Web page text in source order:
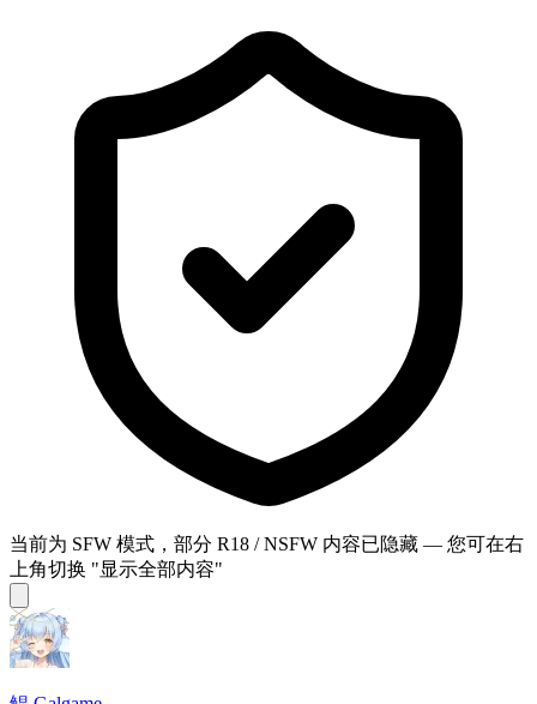
当前为 SFW 模式，部分 R18 / NSFW 内容已隐藏 — 您可在右
上角切换 "显示全部内容"